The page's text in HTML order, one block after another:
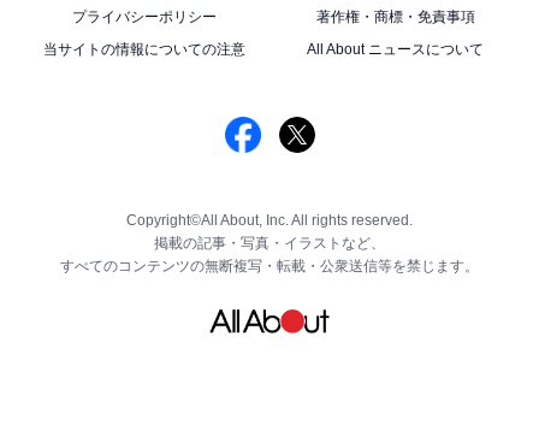
プライバシーポリシー
著作権・商標・免責事項
当サイトの情報についての注意
All About ニュースについて
Copyright©All About, Inc. All rights reserved.
掲載の記事・写真・イラストなど、
すべてのコンテンツの無断複写・転載・公衆送信等を禁じます。